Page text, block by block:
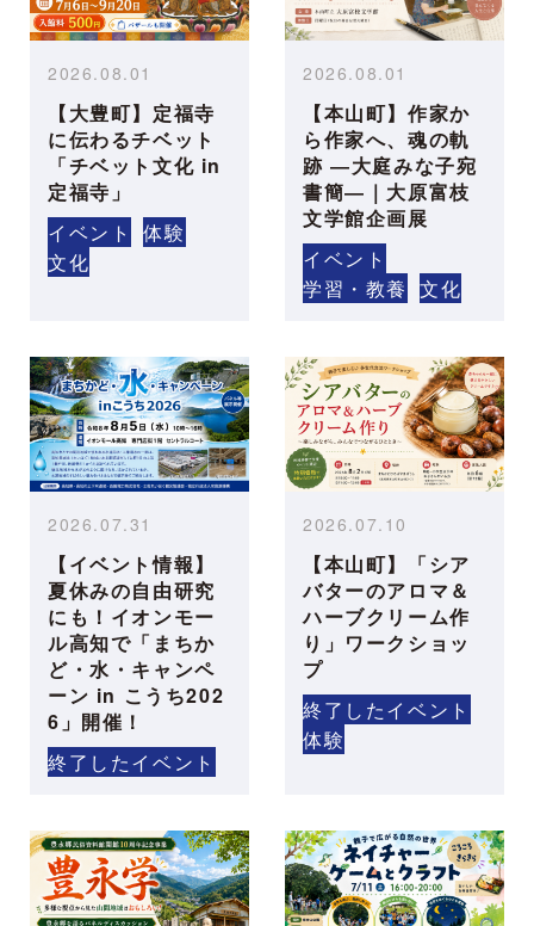
【大豊町】定福寺
に伝わるチベット
「チベット文化 in
定福寺」
2026.08.01
イベント
体験
文化
【本山町】作家か
ら作家へ、魂の軌
跡 ―大庭みな子宛
書簡―｜大原富枝
文学館企画展
2026.08.01
イベント
学習・教養 文化
【イベント情報】
夏休みの自由研究
にも！イオンモー
ル高知で「まちか
ど・水・キャンペ
ーン in こうち202
6」開催！
2026.07.31
終了したイベント
【本山町】「シア
バターのアロマ＆
ハーブクリーム作
り」ワークショッ
プ
2026.07.10
終了したイベント
体験